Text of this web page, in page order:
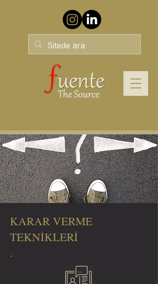
KARAR VERME
TEKNİKLERİ
.